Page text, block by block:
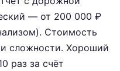
— от 200 000 ₽
Стоимость
сложности. Хороший
раз за счёт